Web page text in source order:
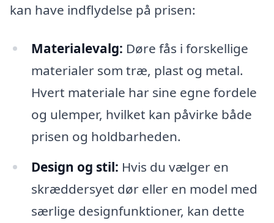
kan have indflydelse på prisen:
Materialevalg: Døre fås i forskellige
materialer som træ, plast og metal.
Hvert materiale har sine egne fordele
og ulemper, hvilket kan påvirke både
prisen og holdbarheden.
Design og stil: Hvis du vælger en
skræddersyet dør eller en model med
særlige designfunktioner, kan dette